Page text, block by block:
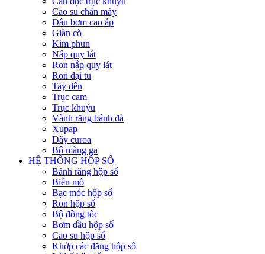
Cao su chân máy
Đầu bơm cao áp
Giàn cò
Kim phun
Nắp quy lát
Ron nắp quy lát
Ron đại tu
Tay dên
Trục cam
Trục khuỷu
Vành răng bánh đà
Xupap
Dây curoa
Bộ màng ga
HỆ THỐNG HỘP SỐ
Bánh răng hộp số
Biến mô
Bạc móc hộp số
Ron hộp số
Bộ đồng tốc
Bơm dầu hộp số
Cao su hộp số
Khớp các đăng hộp số